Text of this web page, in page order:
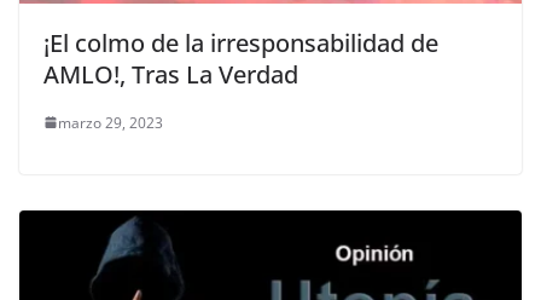
¡El colmo de la irresponsabilidad de
AMLO!, Tras La Verdad
marzo 29, 2023